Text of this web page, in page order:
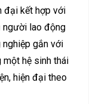
đại kết hợp với
người lao động
nghiệp gắn với
hệ sinh thái
hiện đại theo